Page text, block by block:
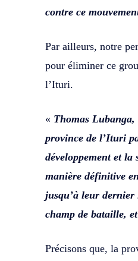
contre ce
Par ailleurs, notre
pour éliminer ce
l’Ituri.
« Thomas
province de l’Ituri
développement et
manière définitive
jusqu’à leur dernier
champ de bataille,
Précisons que, la